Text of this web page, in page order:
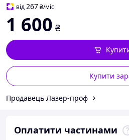
від267₴/міс
1 600 ₴
Купити
Продавець Лазер-проф
Оплатити частинами